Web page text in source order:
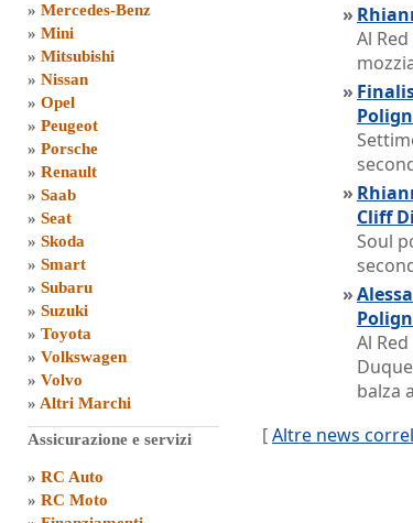
» Mercedes-Benz
» Mini
» Mitsubishi
» Nissan
» Opel
» Peugeot
» Porsche
» Renault
» Saab
» Seat
» Skoda
» Smart
» Subaru
» Suzuki
» Toyota
» Volkswagen
» Volvo
» Altri Marchi
Assicurazione e servizi
» RC Auto
» RC Moto
»
Al
»
»
Cliff
Soul
»
Al
balza
[Altre news